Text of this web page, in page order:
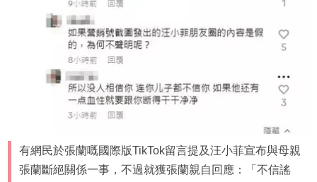
有網民於張蘭嘅國際版TikTok留言提及汪小菲宣布與母親
張蘭斷絕關係一事，不過就獲張蘭親自回應：「不信謠